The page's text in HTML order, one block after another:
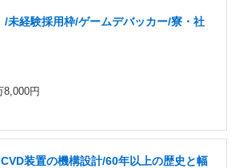
/未経験採用枠/ゲームデバッカー/寮・社
8,000円
装置の機構設計/60年以上の歴史と幅